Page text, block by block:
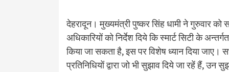
देहरादून। मुख्यमंत्री पुष्कर सिंह धामी ने गुरुवार को
अधिकारियों को निर्देश दिये कि स्मार्ट सिटी के
किया जा सकता है, इस पर विशेष ध्यान दिया जाए।
प्रतिनिधियों द्वारा जो भी सुझाव दिये जा रहें हैं,